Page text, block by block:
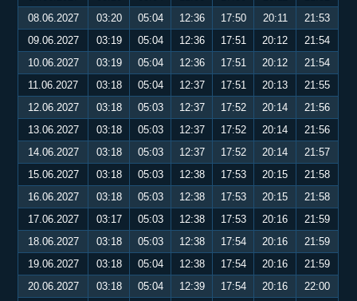
08.06.2027
03:20 05:04 12:36 17:50 20:11
21:53
09.06.2027
03:19 05:04 12:36 17:51 20:12
21:54
10.06.2027
03:19 05:04 12:36 17:51 20:12
21:54
11.06.2027
03:18 05:04 12:37 17:51 20:13
21:55
12.06.2027
03:18 05:03 12:37 17:52 20:14
21:56
13.06.2027
03:18 05:03 12:37 17:52 20:14
21:56
14.06.2027
03:18 05:03 12:37 17:52 20:14
21:57
15.06.2027
03:18 05:03 12:38 17:53 20:15
21:58
16.06.2027
03:18 05:03 12:38 17:53 20:15
21:58
17.06.2027
03:17 05:03 12:38 17:53 20:16
21:59
18.06.2027
03:18 05:03 12:38 17:54 20:16
21:59
19.06.2027
03:18 05:04 12:38 17:54 20:16
21:59
20.06.2027
03:18 05:04 12:39 17:54 20:16
22:00